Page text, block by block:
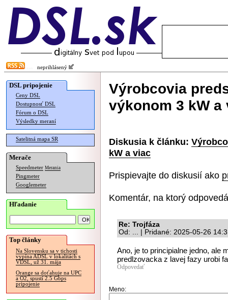
neprihlásený
DSL pripojenie
Ceny DSL
Dostupnosť DSL
Fórum o DSL
Výsledky meraní
Satelitná mapa SR
Merače
Speedmeter Merania
Pingmeter
Googlemeter
Hľadanie
Top články
Na Slovensku sa v tichosti
vypína ADSL v lokalitách s
VDSL, už 31. mája
Orange sa doťahuje na UPC
a O2, spustí 2.5 Gbps
pripojenie
Výrobcovia
výkonom 3 kW a
Diskusia k článku:
kW a viac
Prispievajte do diskusií ako
Komentár, na ktorý
Re: Trojfáza
Od: ... | Pridané: 2025-05-26
Ano, je to principialne jedno, ale
predlzovacka z lavej fazy urobi
Odpovedať
Meno: